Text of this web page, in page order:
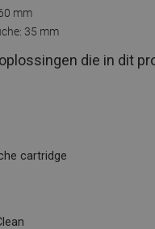
mm
35 mm
die in dit
cartridge